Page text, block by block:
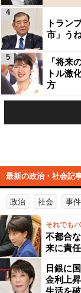
トラン
市」う
4
「将来
トル激
方
5
最新の政治・社会記
政治 社会 事件
それでも
不都合
来に責
日銀に
金利上
生活を